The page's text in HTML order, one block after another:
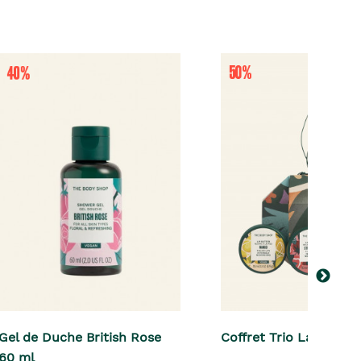
Gel de Duche British Rose
60 ml
Coffret Trio Lábios